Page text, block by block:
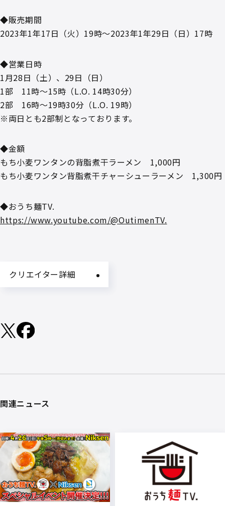
◆販売期間
2023年1年17日（火）19時～2023年1年29日（日）17時
◆営業日時
1月28日（土）、29日（日）
1部 11時～15時（L.O. 14時30分）
2部 16時～19時30分（L.O. 19時）
※両日とも2部制となっております。
◆金額
もち小麦ワンタンの背脂煮干ラーメン 1,000円
もち小麦ワンタン背脂煮干チャーシューラーメン 1,300円
◆おうち麺TV.
https://www.youtube.com/@OutimenTV.
クリエイター詳細
関連ニュース